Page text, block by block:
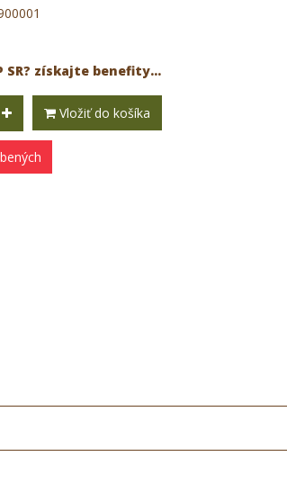
SR? získajte benefity...
Vložiť do košíka